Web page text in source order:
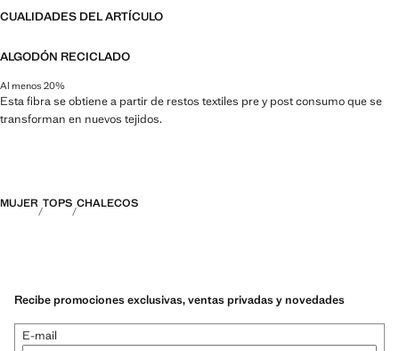
CUALIDADES DEL ARTÍCULO
ALGODÓN RECICLADO
Al menos 20%
Esta fibra se obtiene a partir de restos textiles pre y post consumo que se
transforman en nuevos tejidos.
MUJER TOPS CHALECOS
Recibe promociones exclusivas, ventas privadas y novedades
E-mail